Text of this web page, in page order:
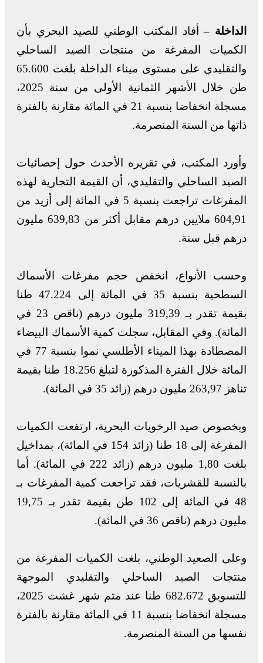
الداخلة –أفاد المكتب الوطني للصيد البحري بأن
الكميات المفرغة من منتجات الصيد الساحلي
والتقليدي على مستوى ميناء الداخلة بلغت 65.600
طن خلال الأشهر الثمانية الأولى من سنة 2025،
مسجلة انخفاضا بنسبة 21 في المائة مقارنة بالفترة
ذاتها من السنة المنصرمة.
وأورد المكتب، في تقريره الأحدث حول إحصائيات
الصيد الساحلي والتقليدي، أن القيمة التجارية لهذه
المفرغات تراجعت بنسبة 5 في المائة إلى أزيد من
604,91 ملايين درهم مقابل أكثر من 639,83 مليون
درهم قبل سنة.
وحسب الأنواع، انخفض حجم مفرغات الأسماك
السطحية بنسبة 35 في المائة إلى 47.224 طنا
بقيمة تقدر بـ 319,39 مليون درهم (ناقص 23 في
المائة). وفي المقابل، سجلت كمية الأسماك البيضاء
المصطادة بهذا الميناء الأطلسي نموا بنسبة 77 في
المائة خلال الفترة المذكورة لتبلغ 18.256 طنا بقيمة
تناهز 263,97 مليون درهم (زائد 35 في المائة).
وبخصوص صيد الرخويات البحرية، ارتفعت الكميات
المفرغة إلى 18 طنا (زائد 154 في المائة)، بمداخيل
بلغت 1,80 مليون درهم (زائد 222 في المائة). أما
بالنسبة للقشريات، فقد تراجعت كمية المفرغات بـ
48 في المائة إلى 102 طن بقيمة تقدر بـ 19,75
مليون درهم (ناقص 36 في المائة).
وعلى الصعيد الوطني، بلغت الكميات المفرغة من
منتجات الصيد الساحلي والتقليدي الموجهة
للتسويق 682.672 طنا عند متم شهر غشت 2025،
مسجلة انخفاضا بنسبة 11 في المائة مقارنة بالفترة
نفسها من السنة المنصرمة.